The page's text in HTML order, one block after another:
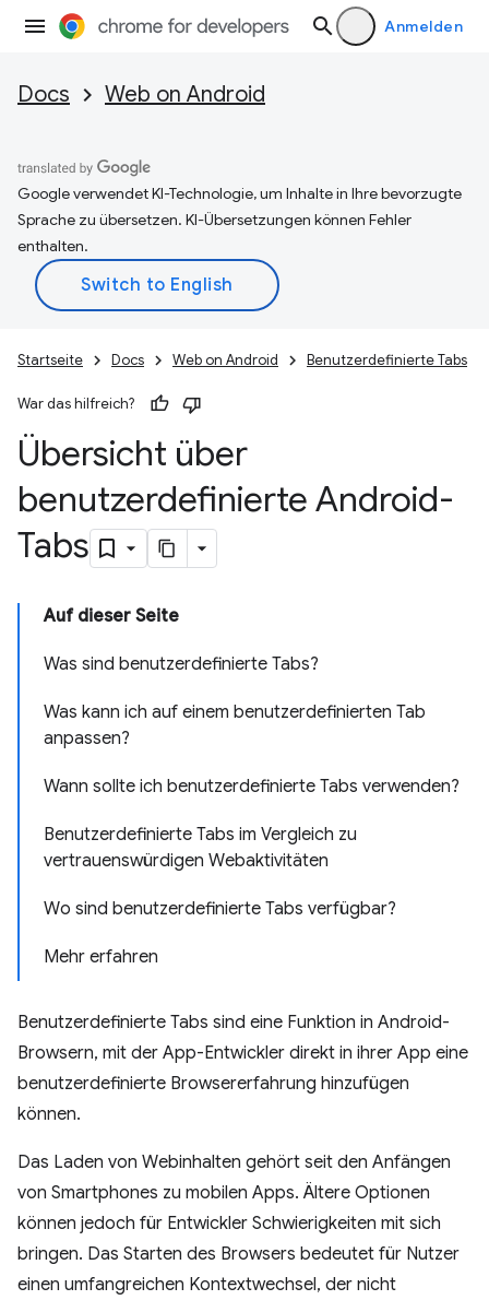
Anmelden
Docs Web on Android
Google verwendet KI-Technologie, um Inhalte in Ihre bevorzugte
Sprache zu übersetzen. KI-Übersetzungen können Fehler
enthalten.
Startseite Docs Web on Android Benutzerdefinierte Tabs
War das hilfreich?
Übersicht über
benutzerdefinierte Android-
Tabs
Auf dieser Seite
Was sind benutzerdefinierte Tabs?
Was kann ich auf einem benutzerdefinierten Tab
anpassen?
Wann sollte ich benutzerdefinierte Tabs verwenden?
Benutzerdefinierte Tabs im Vergleich zu
vertrauenswürdigen Webaktivitäten
Wo sind benutzerdefinierte Tabs verfügbar?
Mehr erfahren
Benutzerdefinierte Tabs sind eine Funktion in Android-
Browsern, mit der App-Entwickler direkt in ihrer App eine
benutzerdefinierte Browsererfahrung hinzufügen
können.
Das Laden von Webinhalten gehört seit den Anfängen
von Smartphones zu mobilen Apps. Ältere Optionen
können jedoch für Entwickler Schwierigkeiten mit sich
bringen. Das Starten des Browsers bedeutet für Nutzer
einen umfangreichen Kontextwechsel, der nicht